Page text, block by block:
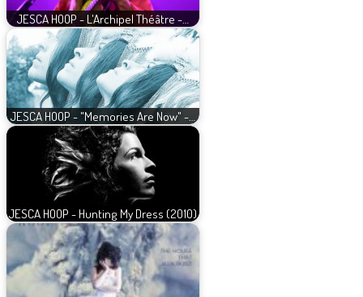
JESCA HOOP - L'Archipel Théâtre -…
JESCA HOOP - "Memories Are Now" -…
JESCA HOOP - Hunting My Dress (2010)